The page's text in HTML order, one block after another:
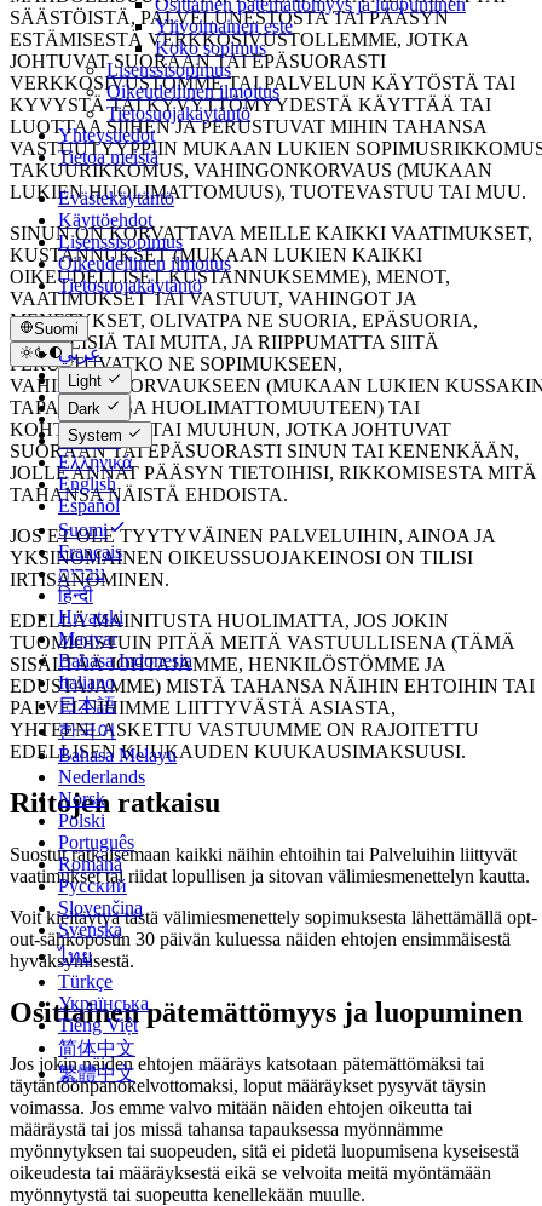
Osittainen pätemättömyys ja luopuminen
Ylivoimainen este
Koko sopimus
Lisenssisopimus
Oikeudellinen ilmoitus
Tietosuojakäytäntö
Yhteystiedot
Tietoa meistä
Evästekäytäntö
Käyttöehdot
Lisenssisopimus
Oikeudellinen ilmoitus
Tietosuojakäytäntö
Suomi
عربي
Català
Čeština
Dansk
Deutsch
Ελληνικά
English
Español
Suomi
Français
עברית
हिन्दी
Hrvatski
Magyar
Bahasa Indonesia
Italiano
日本語
한국어
Bahasa Melayu
Nederlands
Norsk
Polski
Português
Română
Русский
Slovenčina
Svenska
ไทย
Türkçe
Українська
Tiếng Việt
简体中文
繁體中文
Light
Dark
System
SÄÄSTÖISTÄ, PALVELUNESTOSTA TAI PÄÄSYN
ESTÄMISESTÄ VERKKOSIVUSTOLLEMME, JOTKA
JOHTUVAT SUORAAN TAI EPÄSUORASTI
VERKKOSIVUSTOMME TAI PALVELUN KÄYTÖSTÄ TAI
KYVYSTÄ TAI KYVYTTÖMYYDESTÄ KÄYTTÄÄ TAI
LUOTTAA SIIHEN JA PERUSTUVAT MIHIN TAHANSA
VASTUUTYYPPIIN MUKAAN LUKIEN
TAKUURIKKOMUS, VAHINGONKORVAUS (MUKAAN
LUKIEN HUOLIMATTOMUUS), TUOTEVASTUU TAI MUU.
SINUN ON KORVATTAVA MEILLE KAIKKI VAATIMUKSET,
KUSTANNUKSET (MUKAAN LUKIEN KAIKKI
OIKEUDELLISET KUSTANNUKSEMME), MENOT,
VAATIMUKSET TAI VASTUUT, VAHINGOT JA
MENETYKSET, OLIVATPA NE SUORIA, EPÄSUORIA,
VÄLILLISIÄ TAI MUITA, JA RIIPPUMATTA SIITÄ
PERUSTUVATKO NE SOPIMUKSEEN,
VAHINGONKORVAUKSEEN (MUKAAN LUKIEN
TAPAUKSESSA HUOLIMATTOMUUTEEN) TAI
KOHTUUTEEN TAI MUUHUN, JOTKA JOHTUVAT
SUORAAN TAI EPÄSUORASTI SINUN TAI KENENKÄÄN,
JOLLE ANNAT PÄÄSYN TIETOIHISI, RIKKOMISESTA MITÄ
TAHANSA NÄISTÄ EHDOISTA.
JOS ET OLE TYYTYVÄINEN PALVELUIHIN, AINOA JA
YKSINOMAINEN OIKEUSSUOJAKEINOSI ON TILISI
IRTISANOMINEN.
EDELLÄ MAINITUSTA HUOLIMATTA, JOS JOKIN
TUOMIOISTUIN PITÄÄ MEITÄ VASTUULLISENA (TÄMÄ
SISÄLTÄÄ JOHTAJAMME, HENKILÖSTÖMME JA
EDUSTAJAMME) MISTÄ TAHANSA NÄIHIN EHTOIHIN TAI
PALVELUIHIMME LIITTYVÄSTÄ ASIASTA,
YHTEENLASKETTU VASTUUMME ON RAJOITETTU
EDELLISEN KUUKAUDEN KUUKAUSIMAKSUUSI.
Riitojen ratkaisu
Suostut ratkaisemaan kaikki näihin ehtoihin tai Palveluihin liittyvät
vaatimukset tai riidat lopullisen ja sitovan välimiesmenettelyn kautta.
Voit kieltäytyä tästä välimiesmenettely sopimuksesta lähettämällä opt-
out-sähköpostin 30 päivän kuluessa näiden ehtojen ensimmäisestä
hyväksymisestä.
Osittainen pätemättömyys ja luopuminen
Jos jokin näiden ehtojen määräys katsotaan pätemättömäksi tai
täytäntöönpanokelvottomaksi, loput määräykset pysyvät täysin
voimassa. Jos emme valvo mitään näiden ehtojen oikeutta tai
määräystä tai jos missä tahansa tapauksessa myönnämme
myönnytyksen tai suopeuden, sitä ei pidetä luopumisena kyseisestä
oikeudesta tai määräyksestä eikä se velvoita meitä myöntämään
myönnytystä tai suopeutta kenellekään muulle.